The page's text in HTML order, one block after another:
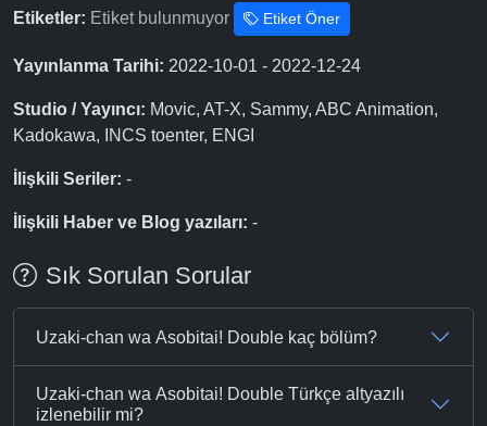
Etiketler: Etiket bulunmuyor Etiket Öner
Yayınlanma Tarihi: 2022-10-01 - 2022-12-24
Studio / Yayıncı: Movic, AT-X, Sammy, ABC Animation,
Kadokawa, INCS toenter, ENGI
İlişkili Seriler: -
İlişkili Haber ve Blog yazıları: -
Sık Sorulan Sorular
Uzaki-chan wa Asobitai! Double kaç bölüm?
Uzaki-chan wa Asobitai! Double Türkçe altyazılı
izlenebilir mi?